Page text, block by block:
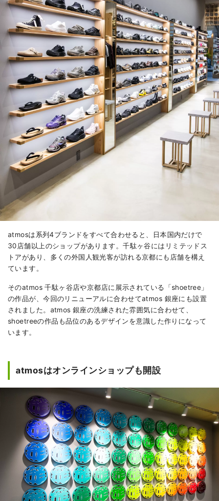
atmosは系列4ブランドをすべて合わせると、日本国内だけで
30店舗以上のショップがあります。千駄ヶ谷にはリミテッドス
トアがあり、多くの外国人観光客が訪れる京都にも店舗を構え
ています。
そのatmos 千駄ヶ谷店や京都店に展示されている「shoetree」
の作品が、今回のリニューアルに合わせてatmos 銀座にも設置
されました。atmos 銀座の洗練された雰囲気に合わせて、
shoetreeの作品も品位のあるデザインを意識した作りになって
います。
atmosはオンラインショップも開設